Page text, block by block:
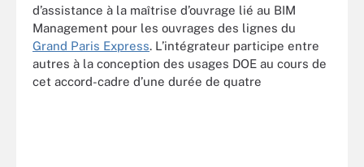
d’assistance à la maîtrise d’ouvrage lié au BIM
Management pour les ouvrages des lignes du
Grand Paris Express. L’intégrateur participe entre
autres à la conception des usages DOE au cours de
cet accord-cadre d’une durée de quatre